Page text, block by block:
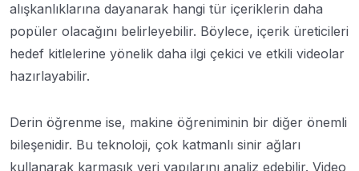
alışkanlıklarına dayanarak hangi tür içeriklerin daha
popüler olacağını belirleyebilir. Böylece, içerik üreticileri
hedef kitlelerine yönelik daha ilgi çekici ve etkili videolar
hazırlayabilir.
Derin öğrenme ise, makine öğreniminin bir diğer önemli
bileşenidir. Bu teknoloji, çok katmanlı sinir ağları
kullanarak karmaşık veri yapılarını analiz edebilir. Video